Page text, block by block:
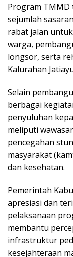
Program TMMD
sejumlah
rabat jalan
warga,
longsor, serta
Kalurahan
Selain
berbagai
penyuluhan
meliputi
pencegahan
masyarakat
dan kesehatan.
Pemerintah
apresiasi dan
pelaksanaan
membantu
infrastruktur
kesejahteraan